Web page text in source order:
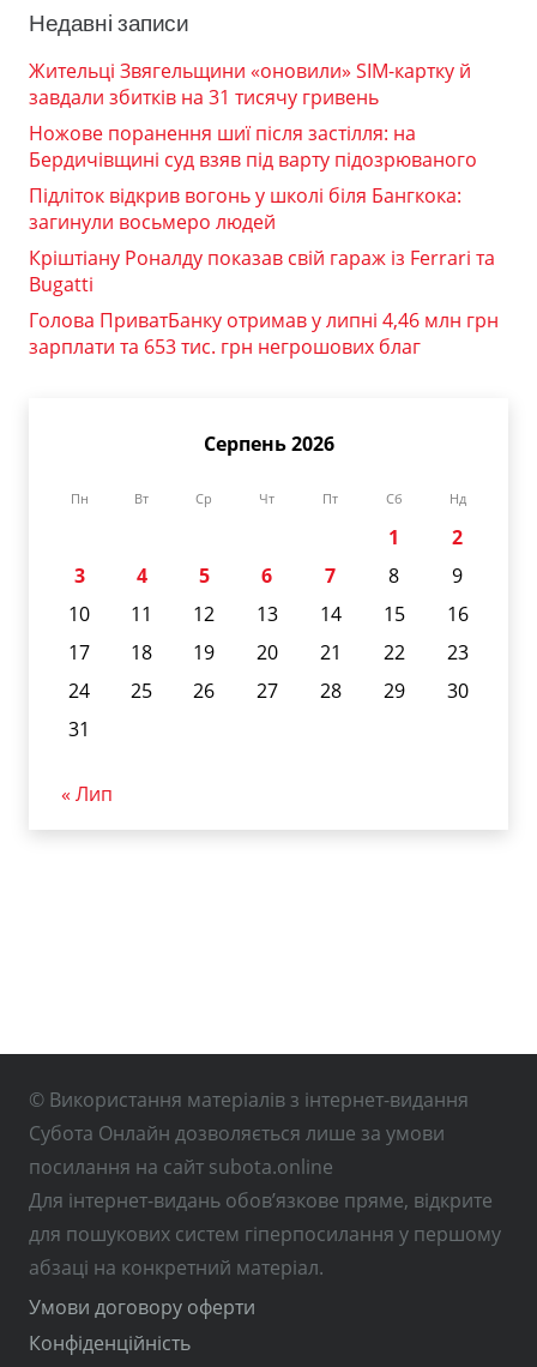
Недавні записи
Жительці Звягельщини «оновили» SIM-картку й
завдали збитків на 31 тисячу гривень
Ножове поранення шиї після застілля: на
Бердичівщині суд взяв під варту підозрюваного
Підліток відкрив вогонь у школі біля Бангкока:
загинули восьмеро людей
Кріштіану Роналду показав свій гараж із Ferrari та
Bugatti
Голова ПриватБанку отримав у липні 4,46 млн грн
зарплати та 653 тис. грн негрошових благ
Серпень 2026
Пн Вт Ср Чт Пт Сб Нд
1
2
3
4 5 6 7 8
9
10
11 12 13 14 15
16
17
18 19 20 21 22
23
24
25 26 27 28 29
30
31
« Лип
© Використання матеріалів з інтернет-видання
Субота Онлайн дозволяється лише за умови
посилання на сайт subota.online
Для інтернет-видань обов’язкове пряме, відкрите
для пошукових систем гіперпосилання у першому
абзаці на конкретний матеріал.
Умови договору оферти
Конфіденційність